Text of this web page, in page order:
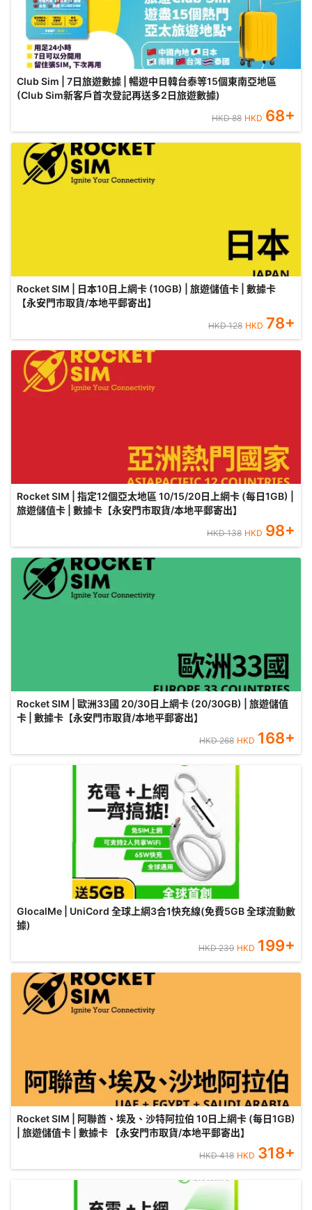
Club Sim | 7日旅遊數據 | 暢遊中日韓台泰等15個東南亞地區
(Club Sim新客戶首次登記再送多2日旅遊數據)
HKD88 HKD 68+
Rocket SIM | 日本10日上網卡 (10GB) | 旅遊儲值卡 | 數據卡
【永安門市取貨/本地平郵寄出】
HKD128 HKD 78+
Rocket SIM | 指定12個亞太地區 10/15/20日上網卡 (每日1GB) |
旅遊儲值卡 | 數據卡【永安門市取貨/本地平郵寄出】
HKD138 HKD 98+
Rocket SIM | 歐洲33國 20/30日上網卡 (20/30GB) | 旅遊儲值
卡 | 數據卡【永安門市取貨/本地平郵寄出】
HKD268 HKD 168+
GlocalMe | UniCord 全球上網3合1快充線(免費5GB 全球流動數
據)
HKD239 HKD 199+
Rocket SIM | 阿聯酋、埃及、沙特阿拉伯 10日上網卡 (每日1GB)
| 旅遊儲值卡 | 數據卡 【永安門市取貨/本地平郵寄出】
HKD418 HKD 318+